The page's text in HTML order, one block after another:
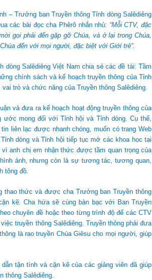
– Trưởng ban Truyền thông Tỉnh dòng Salêdiêng
các bài đọc cha Phêrô nhắn nhủ: “Mỗi CTV, đặc
gọi phải đến gặp gỡ Chúa, và ở lại trong Chúa,
đến với mọi người, đặc biệt với Giới trẻ”.
dòng Salêdiêng Việt Nam chia sẻ các đề tài: Tầm
chính sách và kế hoạch truyền thông của Tỉnh
trò và chức năng của Truyền thông Salêdiêng.
và đưa ra kế hoạch hoạt động truyền thông của
mong đối với Tỉnh hội và Tỉnh dòng. Cụ thể,
liên lạc được nhanh chóng, muốn có trang Web
dòng và Tỉnh hội tiếp tục mở các khoa học tại
anh chị em nhận thức được tầm quan trọng của
ảnh, nhưng còn là sự tương tác, tương quan,
tông đồ.
thao thức và được cha Trưởng ban Truyền thông
kẽ. Cha hứa sẽ cùng bàn bạc với Ban Truyền
chuyên đề hoặc theo từng trình độ để các CTV
truyền thông Salêdiêng. Truyền thông phải đưa
là rao truyền Chúa Giêsu cho mọi người, giúp
tận tình và cặn kẽ của các giảng viên đã giúp
thông Salêdiêng.